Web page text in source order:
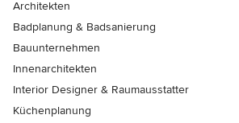
Architekten
Badplanung & Badsanierung
Bauunternehmen
Innenarchitekten
Interior Designer & Raumausstatter
Küchenplanung